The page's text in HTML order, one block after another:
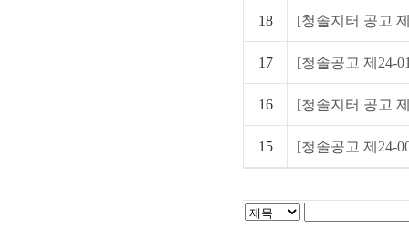
18 [청솔지터 공고
17 [청솔공고 제24-
16 [청솔지터 공고
15 [청솔공고 제24-